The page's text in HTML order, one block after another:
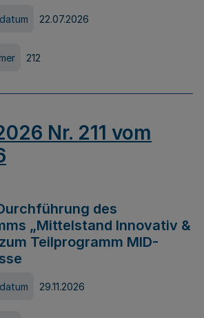
22.07.2026
212
Nr. 211 vom
des
„Mittelstand Innovativ &
Teilprogramm MID-
29.11.2026